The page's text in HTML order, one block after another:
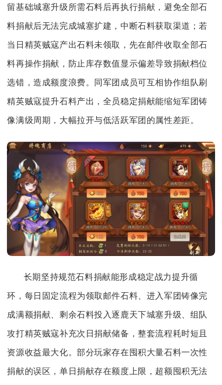
留基础城塞升级所需石料后再执行捐献，避免全部石
料捐献后无法完成城塞扩建，中断石料获取渠道；若
当日精英贼寇产出石料未领取，先在邮件收取全部石
料再操作捐献，防止库存数值显示偏差导致捐献档位
选错，造成额度浪费。同军团成员可互相协作组队刷
精英贼寇提升石料产出，全员稳定捐献能缩短军团铸
像满级周期，大幅拉开与低活跃军团的属性差距。
长期坚持规范石料捐献能形成稳定战力提升循
环，每日固定流程为领取邮件石料、进入军团铸像完
成满额捐献、剩余石料投入逐鹿天下城塞升级、组队
攻打精英贼寇补充次日捐献储备，整套流程耗时短且
资源收益最大化。部分玩家存在囤积大量石料一次性
捐献的误区，单日捐献存在额度上限，超额囤积无法